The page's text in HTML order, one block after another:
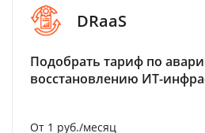
DRaaS
Подобрать тариф по
восстановлению ИТ-
От 1 руб./месяц